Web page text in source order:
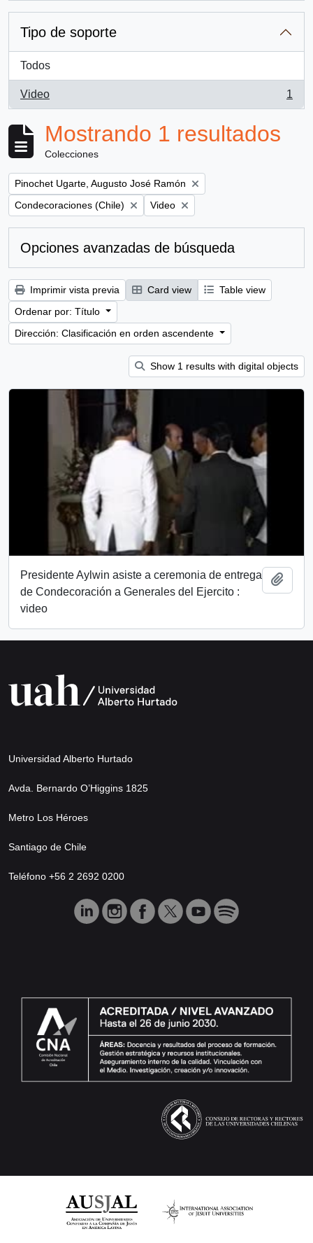
Tipo de soporte
Todos
Video
, 1 resultados
1
Mostrando 1 resultados
Colecciones
Remove filter:
Pinochet Ugarte, Augusto José Ramón
Remove filter:
Condecoraciones (Chile) Remove filter:
Video
Opciones avanzadas de búsqueda
Imprimir vista previa Card view
Table view
Ordenar por: Título
Dirección: Clasificación en orden ascendente
Show 1 results with digital objects
Presidente Aylwin asiste a ceremonia de entrega
de Condecoración a Generales del Ejercito :
video
Universidad Alberto Hurtado
Avda. Bernardo O’Higgins 1825
Metro Los Héroes
Santiago de Chile
Teléfono +56 2 2692 0200